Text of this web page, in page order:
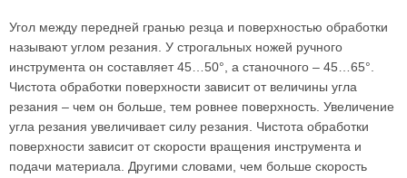
Угол между передней гранью резца и поверхностью обработки
называют углом резания. У строгальных ножей ручного
инструмента он составляет 45…50°, а станочного – 45…65°.
Чистота обработки поверхности зависит от величины угла
резания – чем он больше, тем ровнее поверхность. Увеличение
угла резания увеличивает силу резания. Чистота обработки
поверхности зависит от скорости вращения инструмента и
подачи материала. Другими словами, чем больше скорость